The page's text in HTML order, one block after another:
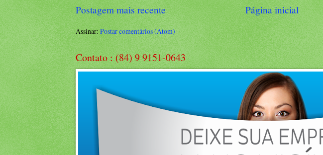
Postagem mais recente Página inicial
Assinar:Postar comentários (Atom)
Contato : (84) 9 9151-0643